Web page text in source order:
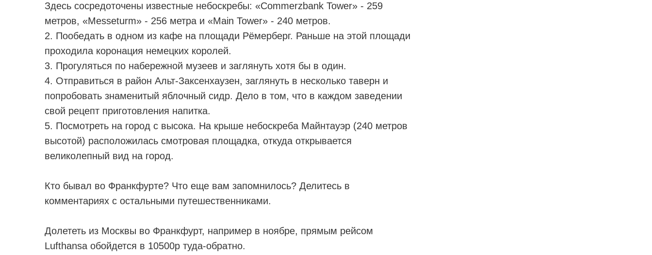
Здесь сосредоточены известные небоскребы: «Commerzbank Tower» - 259
метров, «Messeturm» - 256 метра и «Main Tower» - 240 метров.
2. Пообедать в одном из кафе на площади Рёмерберг. Раньше на этой площади
проходила коронация немецких королей.
3. Прогуляться по набережной музеев и заглянуть хотя бы в один.
4. Отправиться в район Альт-Заксенхаузен, заглянуть в несколько таверн и
попробовать знаменитый яблочный сидр. Дело в том, что в каждом заведении
свой рецепт приготовления напитка.
5. Посмотреть на город с высока. На крыше небоскреба Майнтауэр (240 метров
высотой) расположилась смотровая площадка, откуда открывается
великолепный вид на город.
Кто бывал во Франкфурте? Что еще вам запомнилось? Делитесь в
комментариях с остальными путешественниками.
Долететь из Москвы во Франкфурт, например в ноябре, прямым рейсом
Lufthansa обойдется в 10500р туда-обратно.